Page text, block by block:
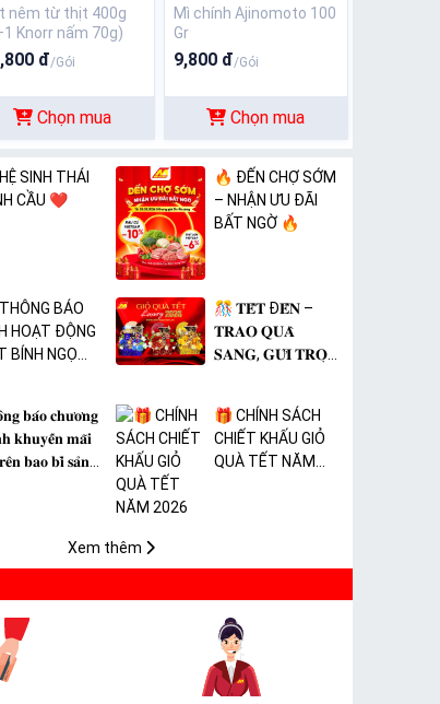
nêm từ thịt 400g
Knorr nấm 70g)
đ/Gói
Chọn mua
Mì chính Ajinomoto 100
Gr
9,800 đ/Gói
Chọn mua
SINH THÁI
CẦU ❤️
🔥 ĐẾN CHỢ SỚM
– NHẬN ƯU ĐÃI
BẤT NGỜ 🔥
BÁO
HOẠT ĐỘNG
BÍNH NGỌ
🎊 𝐓𝐄̂́𝐓 Đ𝐄̂́𝐍 –
𝐓𝐑𝐀𝐎 𝐐𝐔𝐀̀
𝐒𝐀𝐍𝐆, 𝐆𝐔̛̉𝐈 𝐓𝐑𝐎̣𝐍
𝐛𝐚́𝐨 𝐜𝐡𝐮̛𝐨̛𝐧𝐠
𝐤𝐡𝐮𝐲𝐞̂́𝐧 𝐦𝐚̃𝐢
𝐛𝐚𝐨 𝐛𝐢̀ 𝐬𝐚̉𝐧
🎁 CHÍNH SÁCH
CHIẾT KHẤU GIỎ
QUÀ TẾT NĂM
Xem thêm